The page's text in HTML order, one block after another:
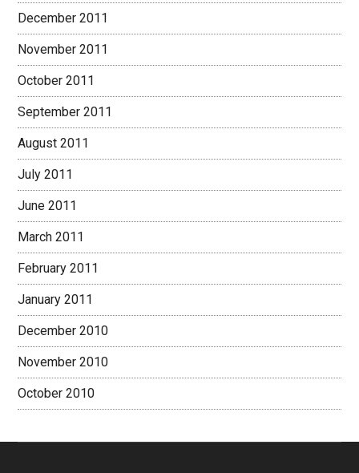
December 2011
November 2011
October 2011
September 2011
August 2011
July 2011
June 2011
March 2011
February 2011
January 2011
December 2010
November 2010
October 2010